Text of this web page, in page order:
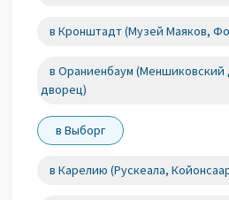
в Кронштадт (Музей Маяков,
в Ораниенбаум (Меншиковский
дворец)
в Выборг
в Карелию (Рускеала,